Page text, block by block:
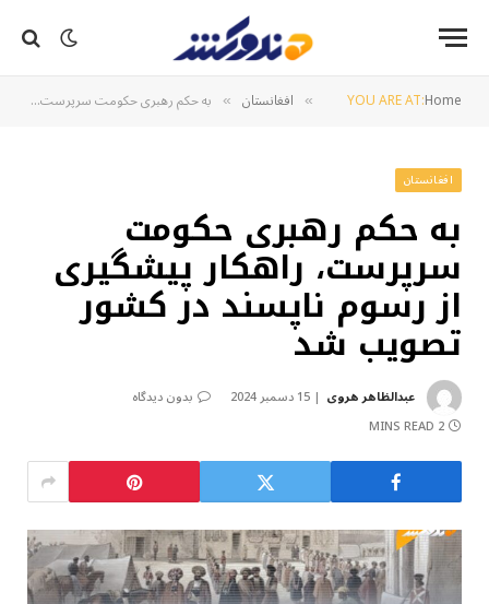
YOU ARE AT:Home
» افغانستان » به حکم رهبری حکومت سرپرست، راهکار پیشگیری از رسوم ناپسند در کشور تصویب شد
افغانستان
به حکم رهبری حکومت
سرپرست، راهکار پیشگیری
از رسوم ناپسند در کشور
تصویب شد
عبدالظاهر هروی 15 دسمبر 2024
بدون دیدگاه
2 MINS READ